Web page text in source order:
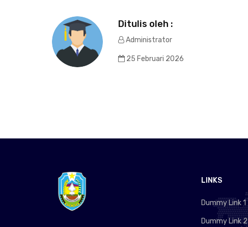
Ditulis oleh :
Administrator
25 Februari 2026
LINKS
Dummy Link 1
Dummy Link 2